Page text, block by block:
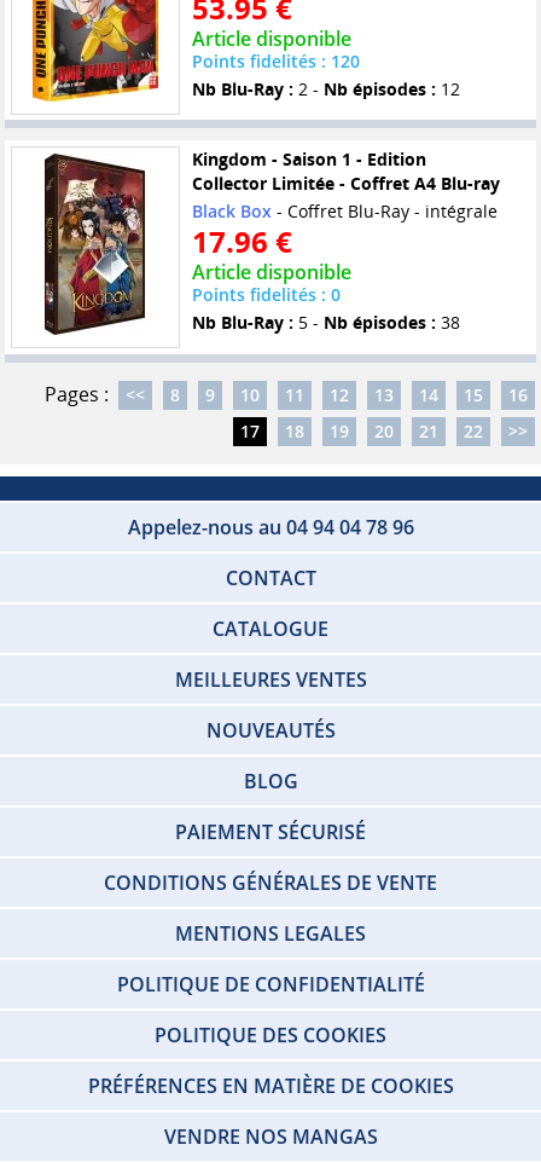
Article disponible
Points fidelités : 120
Nb Blu-Ray : 2 - Nb épisodes : 12
Kingdom - Saison 1 - Edition
Collector Limitée - Coffret A4 Blu-ray
Black Box- Coffret Blu-Ray - intégrale
17.96 €
Article disponible
Points fidelités : 0
Nb Blu-Ray : 5 - Nb épisodes : 38
Pages : << 8 9 10 11 12 13 14 15
16
17
18 19 20 21 22 >>
Appelez-nous au 04 94 04 78 96
CONTACT
CATALOGUE
MEILLEURES VENTES
NOUVEAUTÉS
BLOG
PAIEMENT SÉCURISÉ
CONDITIONS GÉNÉRALES DE VENTE
MENTIONS LEGALES
POLITIQUE DE CONFIDENTIALITÉ
POLITIQUE DES COOKIES
PRÉFÉRENCES EN MATIÈRE DE COOKIES
VENDRE NOS MANGAS